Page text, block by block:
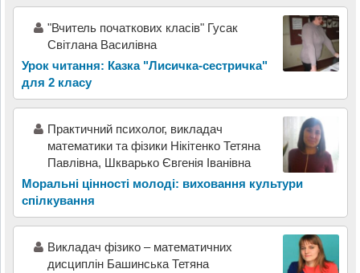
"Вчитель початкових класів" Гусак
Світлана Василівна
Урок читання: Казка "Лисичка-сестричка"
для 2 класу
Практичний психолог, викладач
математики та фізики Нікітенко Тетяна
Павлівна, Шкварько Євгенія Іванівна
Моральні цінності молоді: виховання культури
спілкування
Викладач фізико – математичних
дисциплін Башинська Тетяна